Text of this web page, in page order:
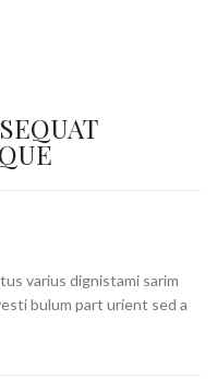
varius dignistami sarim
bulum part urient sed a